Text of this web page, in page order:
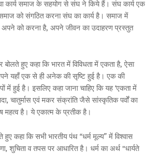
समाज के सहयोग से संघ ने किये हैं। संघ कार्य एक
को संगठित करना संघ का कार्य है। समाज में
अपने को करना है, अपने जीवन का उदाहरण प्रस्तुत
बोलते हुए कहा कि भारत में विविधता में एकता है, ऐसा
यहाँ एक से ही अनेक की सृष्टि हुई है। एक की
में हुई है। इसलिए कहा जाना चाहिए कि यह ‘एकता में
चातुर्मास एवं मकर संक्रांति जैसे सांस्कृतिक पर्वों का
महत्व है। ये एकात्म के प्रतीक है।
हुए कहा कि सभी भारतीय पंथ “धर्म मूल्य” में विश्वास
शुचिता व तपस पर आधारित है। धर्म का अर्थ "धार्यते